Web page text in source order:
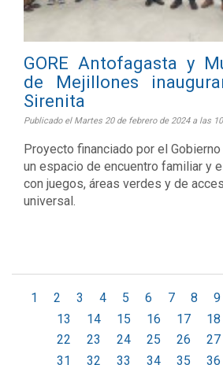
GORE Antofagasta y
de Mejillones
Sirenita
Publicado el Martes 20 de febrero de 2024 a las
Proyecto financiado por el
un espacio de encuentro familiar y
con juegos, áreas verdes y de
universal.
1 2 3 4 5 6 7 8 9
13
14 15 16 17 18
22
23 24 25 26 27
31
32 33 34 35 36